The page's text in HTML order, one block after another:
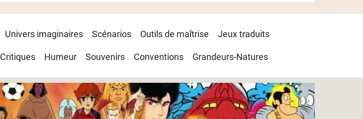
Univers imaginaires Scénarios Outils de maîtrise Jeux traduits
Critiques Humeur Souvenirs Conventions Grandeurs-Natures